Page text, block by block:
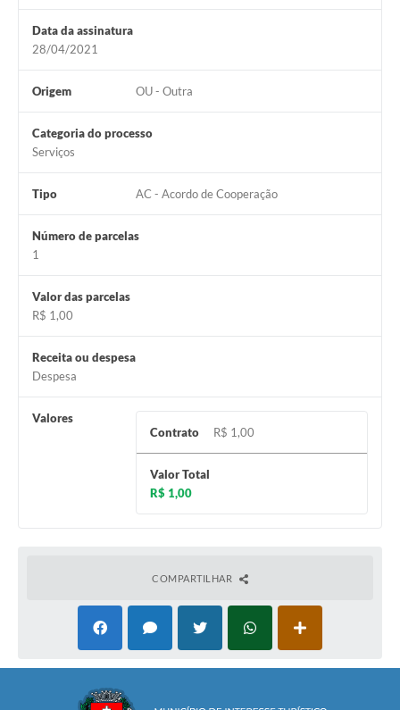
Data da assinatura
28/04/2021
Origem OU - Outra
Categoria do processo
Serviços
Tipo AC - Acordo de Cooperação
Número de parcelas
1
Valor das parcelas
R$ 1,00
Receita ou despesa
Despesa
Valores
Contrato
R$ 1,00
Valor Total
R$ 1,00
COMPARTILHAR